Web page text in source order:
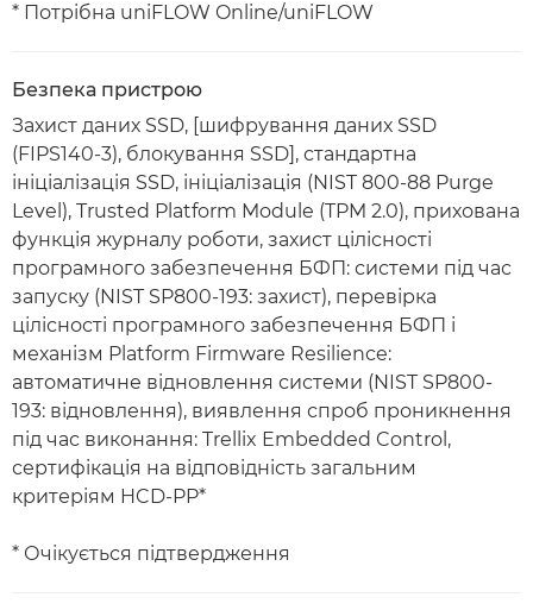
* Потрібна uniFLOW Online/uniFLOW
Безпека пристрою
Захист даних SSD, [шифрування даних SSD
(FIPS140-3), блокування SSD], стандартна
ініціалізація SSD, ініціалізація (NIST 800-88 Purge
Level), Trusted Platform Module (TPM 2.0), прихована
функція журналу роботи, захист цілісності
програмного забезпечення БФП: системи під час
запуску (NIST SP800-193: захист), перевірка
цілісності програмного забезпечення БФП і
механізм Platform Firmware Resilience:
автоматичне відновлення системи (NIST SP800-
193: відновлення), виявлення спроб проникнення
під час виконання: Trellix Embedded Control,
сертифікація на відповідність загальним
критеріям HCD-PP*
* Очікується підтвердження